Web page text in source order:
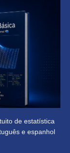
de estatística
e espanhol